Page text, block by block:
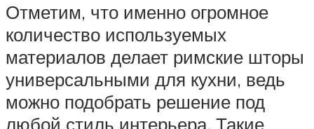
Отметим, что именно огромное
количество используемых
материалов делает римские шторы
универсальными для кухни, ведь
можно подобрать решение под
любой стиль интерьера. Такие